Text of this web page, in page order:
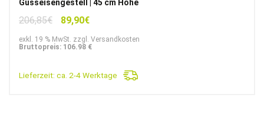
Gusseisengestell | 45 cm Höhe
206,85€
Ursprünglicher
war:
89,90€Aktueller
ist:
exkl. 19 % MwSt. zzgl. Versandkosten
Bruttopreis: 106.98 €
Lieferzeit: ca. 2-4 Werktage